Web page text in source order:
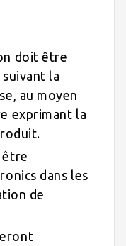
doit être
la
au moyen
exprimant la
être
dans les
de